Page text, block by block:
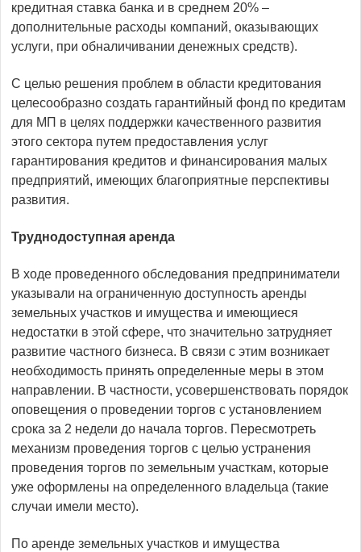
кредитная ставка банка и в среднем 20% –
дополнительные расходы компаний, оказывающих
услуги, при обналичивании денежных средств).
С целью решения проблем в области кредитования
целесообразно создать гарантийный фонд по кредитам
для МП в целях поддержки качественного развития
этого сектора путем предоставления услуг
гарантирования кредитов и финансирования малых
предприятий, имеющих благоприятные перспективы
развития.
Труднодоступная аренда
В ходе проведенного обследования предприниматели
указывали на ограниченную доступность аренды
земельных участков и имущества и имеющиеся
недостатки в этой сфере, что значительно затрудняет
развитие частного бизнеса. В связи с этим возникает
необходимость принять определенные меры в этом
направлении. В частности, усовершенствовать порядок
оповещения о проведении торгов с установлением
срока за 2 недели до начала торгов. Пересмотреть
механизм проведения торгов с целью устранения
проведения торгов по земельным участкам, которые
уже оформлены на определенного владельца (такие
случаи имели место).
По аренде земельных участков и имущества